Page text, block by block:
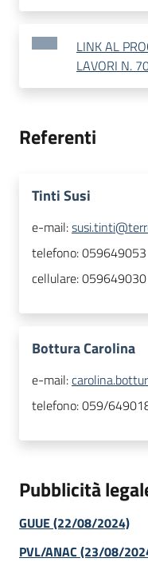
LINK AL
LAVORI N.
Referenti
Tinti Susi
e-mail:
telefono:059649053
cellulare:059649030
Bottura Carolina
e-mail:
telefono:059/
Pubblicità
GUUE (22/08/2024)
PVL/ANAC (23/08/